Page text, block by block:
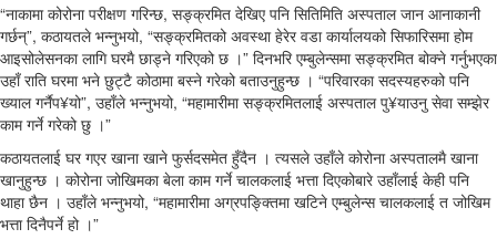
“नाकामा कोरोना परीक्षण गरिन्छ, सङ्क्रमित देखिए पनि सितिमिति अस्पताल जान आनाकानी
गर्छन्”, कठायतले भन्नुभयो, “सङ्क्रमितको अवस्था हेरेर वडा कार्यालयको सिफारिसमा होम
आइसोलेसनका लागि घरमै छाड्ने गरिएको छ ।” दिनभरि एम्बुलेन्समा सङ्क्रमित बोक्ने गर्नुभएका
उहाँ राति घरमा भने छुट्टै कोठामा बस्ने गरेको बताउनुहुन्छ । “परिवारका सदस्यहरुको पनि
ख्याल गर्नैप¥यो”, उहाँले भन्नुभयो, “महामारीमा सङ्क्रमितलाई अस्पताल पु¥याउनु सेवा सम्झेर
काम गर्ने गरेको छु ।”
कठायतलाई घर गएर खाना खाने फुर्सदसमेत हुँदैन । त्यसले उहाँले कोरोना अस्पतालमै खाना
खानुहुन्छ । कोरोना जोखिमका बेला काम गर्ने चालकलाई भत्ता दिएकोबारे उहाँलाई केही पनि
थाहा छैन । उहाँले भन्नुभयो, “महामारीमा अग्रपङ्क्तिमा खटिने एम्बुलेन्स चालकलाई त जोखिम
भत्ता दिनैपर्ने हो ।”